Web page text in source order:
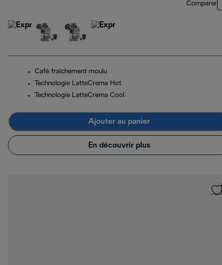
Comparer
Café fraîchement moulu
Technologie LatteCrema Hot
Technologie LatteCrema Cool
Ajouter au panier
En découvrir plus